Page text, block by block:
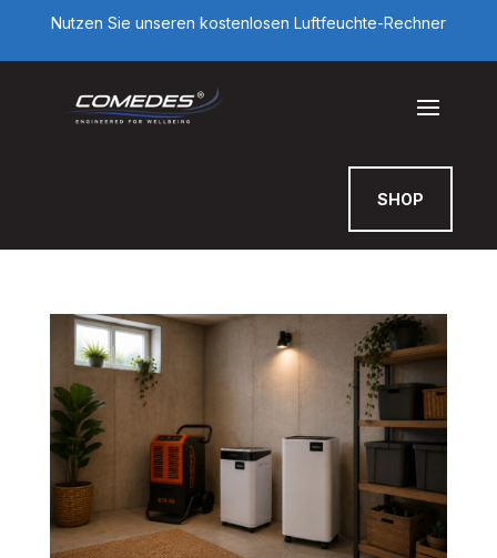
Nutzen Sie unseren kostenlosen Luftfeuchte-Rechner
SHOP